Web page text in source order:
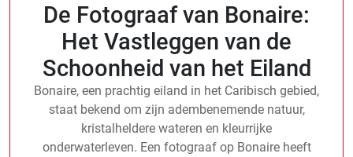
De Fotograaf van Bonaire:
Het Vastleggen van de
Schoonheid van het Eiland
Bonaire, een prachtig eiland in het Caribisch gebied,
staat bekend om zijn adembenemende natuur,
kristalheldere wateren en kleurrijke
onderwaterleven. Een fotograaf op Bonaire heeft